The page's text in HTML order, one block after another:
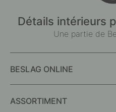
Détails intérieurs
Une partie de
BESLAG ONLINE
ASSORTIMENT